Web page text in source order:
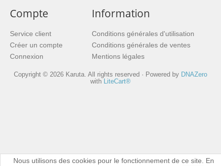
Nous utilisons des cookies pour le fonctionnement de ce site. En
Compte
Service client
Créer un compte
Connexion
Information
Conditions générales d'utilisation
Conditions générales de ventes
Mentions légales
Copyright © 2026 Karuta. All rights reserved · Powered by DNAZero
with
LiteCart®